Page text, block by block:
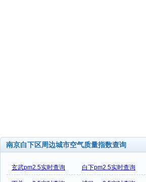
南京白下区周边城市空气质量指数查询
玄武pm2.5实时查询 白下pm2.5实时查询